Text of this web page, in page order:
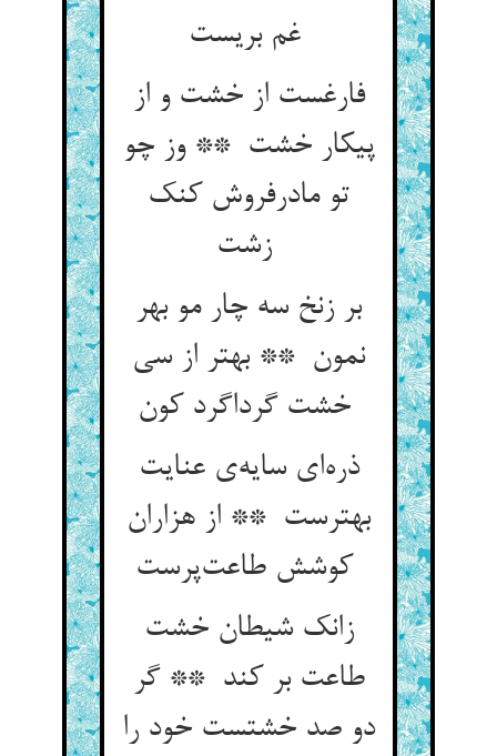
غم بریست
فارغست از خشت و از
پیکار خشت ** وز چو
تو مادرفروش کنک
بر زنخ سه چار مو بهر
نمون ** بهتر از سی
ذره‌ای سایه‌ی عنایت
بهترست ** از هزاران
زانک شیطان خشت
طاعت بر کند ** گر
دو صد خشتست خود را